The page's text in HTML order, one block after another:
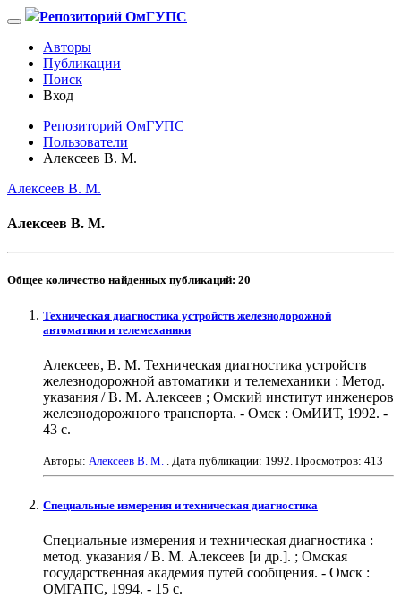
Репозиторий ОмГУПС
Авторы
Публикации
Поиск
Вход
Репозиторий ОмГУПС
Пользователи
Алексеев В. М.
Алексеев В. М.
Алексеев В. М.
Общее количество найденных публикаций: 20
Техническая диагностика устройств железнодорожной
автоматики и телемеханики
Алексеев, В. М. Техническая диагностика устройств
железнодорожной автоматики и телемеханики : Метод.
указания / В. М. Алексеев ; Омский институт инженеров
железнодорожного транспорта. - Омск : ОмИИТ, 1992. -
43 с.
Авторы: Алексеев В. М. . Дата публикации: 1992. Просмотров: 413
Специальные измерения и техническая диагностика
Специальные измерения и техническая диагностика :
метод. указания / В. М. Алексеев [и др.]. ; Омская
государственная академия путей сообщения. - Омск :
ОМГАПС, 1994. - 15 с.